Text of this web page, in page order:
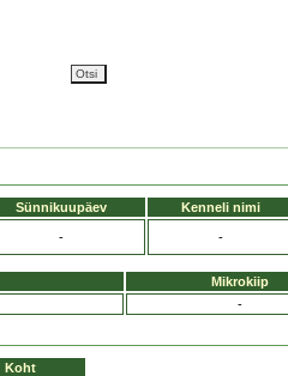
Sünnikuupäev Kenneli nimi
- -
Mikrokiip
-
Koht